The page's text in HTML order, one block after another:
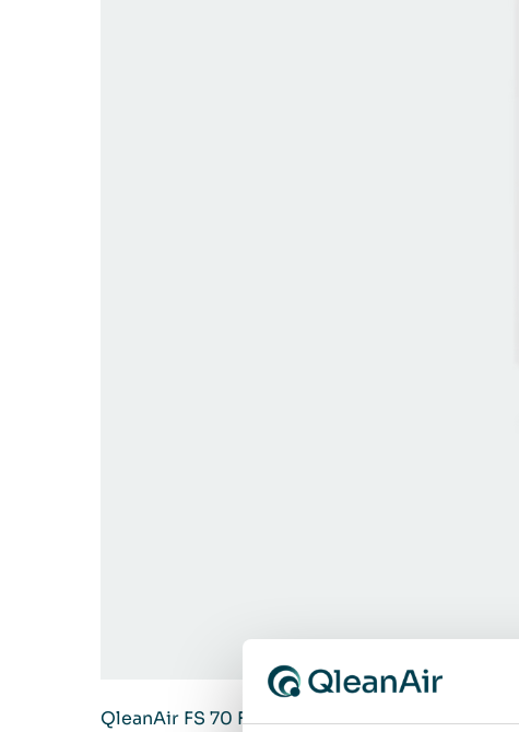
QleanAir FS 70 FG II Standard